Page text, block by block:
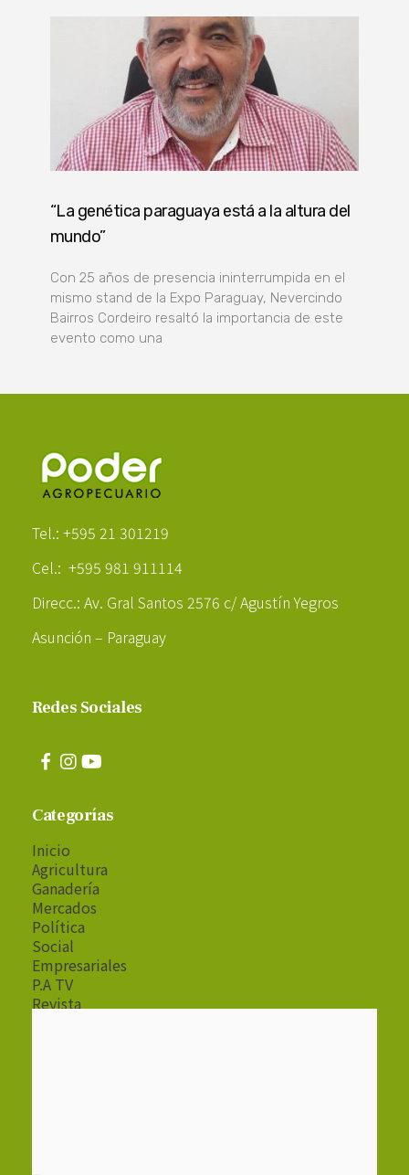
“La genética paraguaya está a la altura del
mundo”
Con 25 años de presencia ininterrumpida en el
mismo stand de la Expo Paraguay, Nevercindo
Bairros Cordeiro resaltó la importancia de este
evento como una
Tel.: +595 21 301219
Cel.: +595 981 911114
Direcc.: Av. Gral Santos 2576 c/ Agustín Yegros
Asunción – Paraguay
Redes Sociales
Categorías
Inicio
Agricultura
Ganadería
Mercados
Política
Social
Empresariales
P.A TV
Revista